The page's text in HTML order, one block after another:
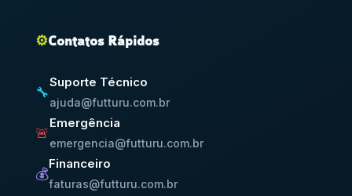
⚙️Contatos Rápidos
🔧
Suporte Técnico
ajuda@futturu.com.br
🚨
Emergência
emergencia@futturu.com.br
💰
Financeiro
faturas@futturu.com.br